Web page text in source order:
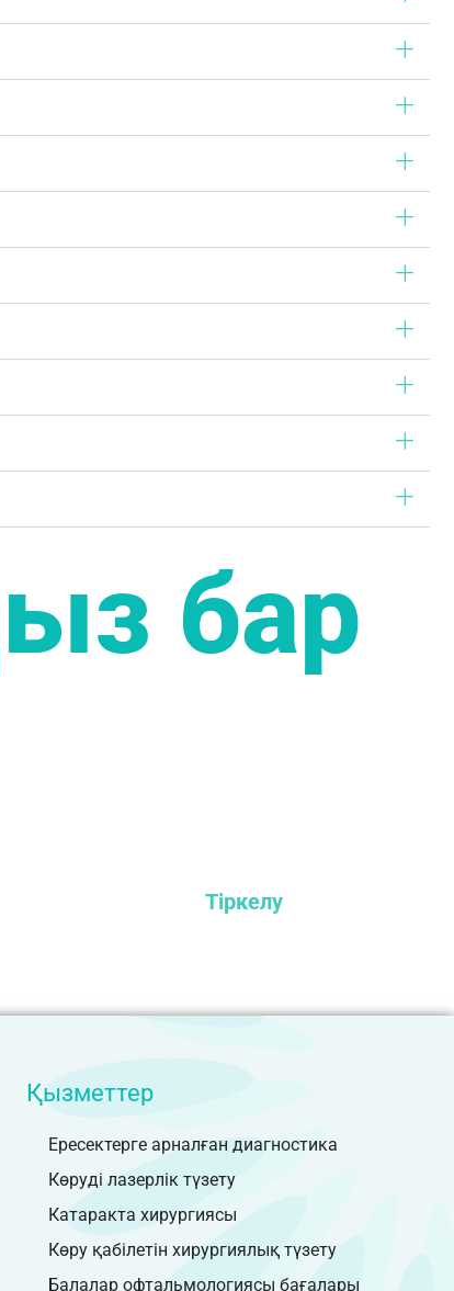
бар
Қызметтер
Ересектерге арналған диагностика
Көруді лазерлік түзету
Катаракта хирургиясы
Көру қабілетін хирургиялық түзету
Балалар офтальмологиясы бағалары